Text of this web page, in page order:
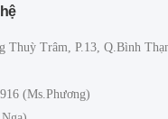
Thuỳ Trâm, P.13, Q.Bình
(Ms.Phương)